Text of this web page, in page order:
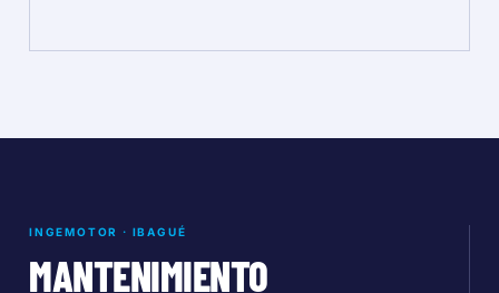
INGEMOTOR · IBAGUÉ
MANTENIMIENTO